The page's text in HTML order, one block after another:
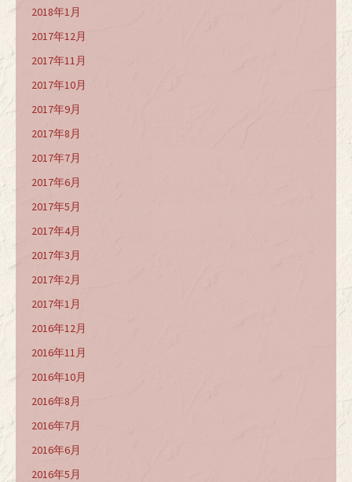
2018年1月
2017年12月
2017年11月
2017年10月
2017年9月
2017年8月
2017年7月
2017年6月
2017年5月
2017年4月
2017年3月
2017年2月
2017年1月
2016年12月
2016年11月
2016年10月
2016年8月
2016年7月
2016年6月
2016年5月